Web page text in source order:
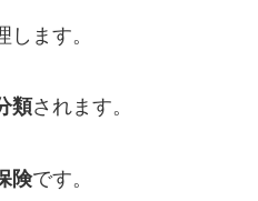
ます。
類されます。
険です。